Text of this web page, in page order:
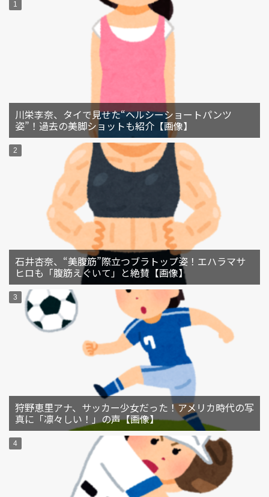
川栄李奈、タイで見せた“ヘルシーショートパンツ
姿”！過去の美脚ショットも紹介【画像】
石井杏奈、“美腹筋”際立つブラトップ姿！エハラマサ
ヒロも「腹筋えぐいて」と絶賛【画像】
狩野恵里アナ、サッカー少女だった！アメリカ時代の写
真に「凛々しい！」の声【画像】